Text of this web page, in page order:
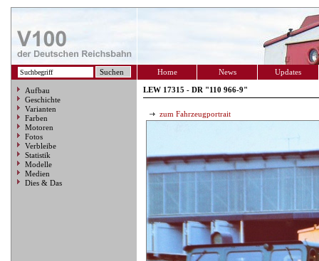
Home News Updates
Aufbau
Geschichte
Varianten
Farben
Motoren
Fotos
Verbleibe
Statistik
Modelle
Medien
Dies & Das
LEW 17315 - DR "110 966-9"
zum Fahrzeugportrait